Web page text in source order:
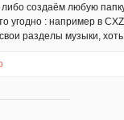
создаём любую
угодно : например в
разделы музыки, хоть